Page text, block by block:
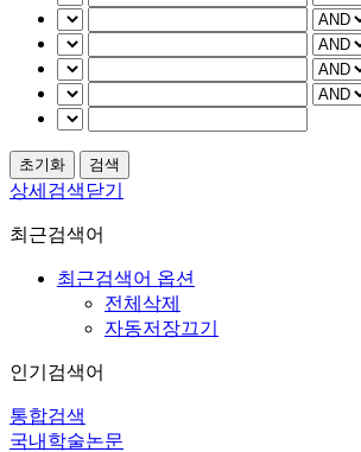
상세검색닫기
최근검색어
최근검색어 옵션
전체삭제
자동저장끄기
인기검색어
통합검색
국내학술논문